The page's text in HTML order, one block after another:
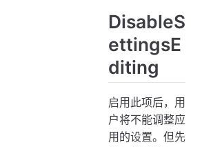
DisableS
ettingsE
diting
启用此项后，用
户将不能调整应
用的设置。但先